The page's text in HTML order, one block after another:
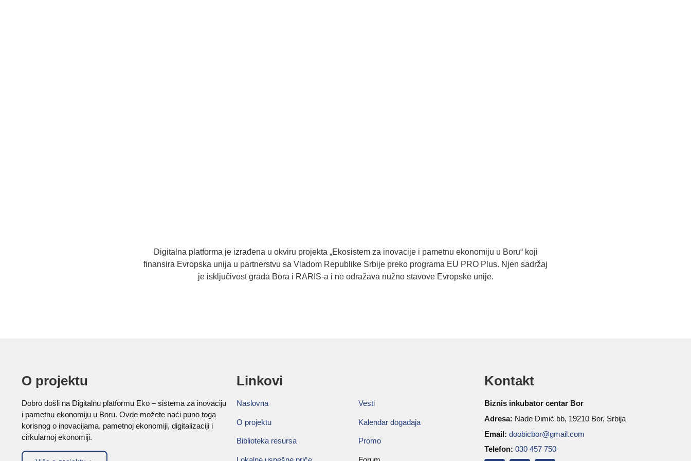
Digitalna platforma je izrađena u okviru projekta „Ekosistem za inovacije i pametnu ekonomiju u Boru“ koji
finansira Evropska unija u partnerstvu sa Vladom Republike Srbije preko programa EU PRO Plus. Njen sadržaj
je isključivost grada Bora i RARIS-a i ne odražava nužno stavove Evropske unije.
O projektu
Dobro došli na Digitalnu platformu Eko – sistema za inovaciju
i pametnu ekonomiju u Boru. Ovde možete naći puno toga
korisnog o inovacijama, pametnoj ekonomiji, digitalizaciji i
cirkularnoj ekonomiji.
Linkovi
Naslovna
O projektu
Biblioteka resursa
Vesti
Kalendar događaja
Promo
Kontakt
Biznis inkubator centar Bor
Adresa: Nade Dimić bb, 19210 Bor, Srbija
Email:doobicbor@gmail.com
Telefon:030 457 750